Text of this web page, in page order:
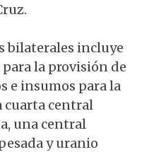
bilaterales incluye
la provisión de
e insumos para la
cuarta central
una central
y uranio